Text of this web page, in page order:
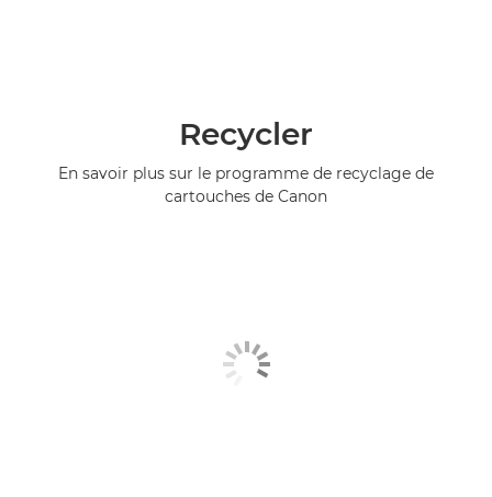
Recycler
En savoir plus sur le programme de recyclage de
cartouches de Canon